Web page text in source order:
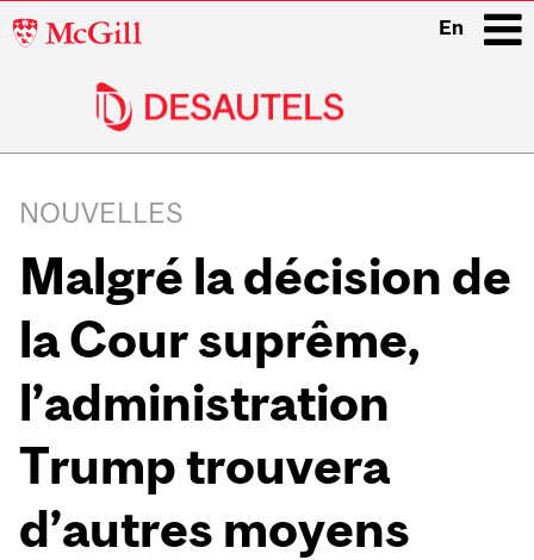
McGill
En
navigation
NOUVELLES
Malgré la décision de
la Cour suprême,
l’administration
Trump trouvera
d’autres moyens